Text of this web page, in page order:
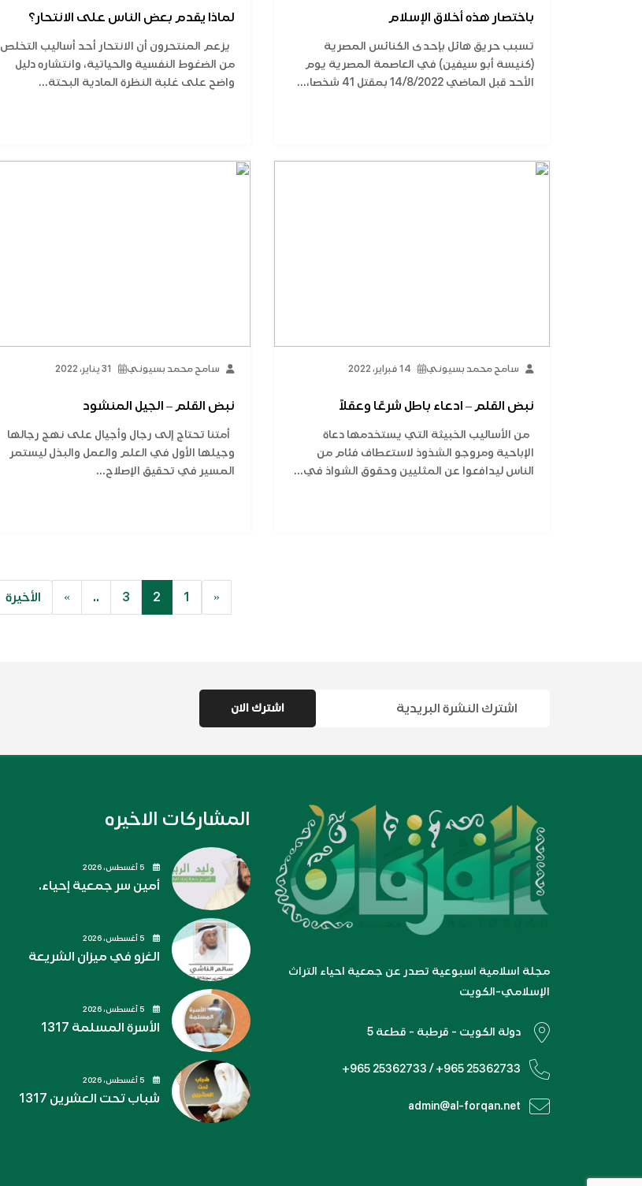
باختصار هذه أخلاق الإسلام
تسبب حريق هائل بإحدى الكنائس المصرية
(كنيسة أبو سيفين) في العاصمة المصرية يوم
الأحد قبل الماضي 14/8/2022 بمقتل 41 شخصا،...
لماذا يقدم بعض الناس على الانتحار؟
يزعم المنتحرون أن الانتحار أحد أساليب التخلص
من الضغوط النفسية والحياتية، وانتشاره دليل
واضح على غلبة النظرة المادية البحتة...
سامح محمد بسيوني 14 فبراير، 2022
نبض القلم – ادعاء باطل شرعًا وعقلاً
من الأساليب الخبيثة التي يستخدمها دعاة
الإباحية ومروجو الشذوذ لاستعطاف فئام من
الناس ليدافعوا عن المثليين وحقوق الشواذ في...
سامح محمد بسيوني 31 يناير، 2022
نبض القلم – الجيل المنشود
أمتنا تحتاج إلى رجال وأجيال على نهج رجالها
وجيلها الأول في العلم والعمل والبذل ليستمر
المسير في تحقيق الإصلاح...
«
1
2
3
..
» الأخيرة
مجلة اسلامية اسبوعية تصدر عن جمعية احياء التراث
الإسلامي-الكويت
دولة الكويت - قرطبة - قطعة 5
+965 25362733 / +965 25362733
admin@al-forqan.net
المشاركات الاخيره
أمين سر جمعية إحياء.
الغزو في ميزان الشريعة
الأسرة المسلمة 1317
شباب تحت العشرين 1317